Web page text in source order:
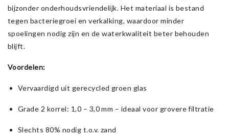
bijzonder onderhoudsvriendelijk. Het materiaal is bestand
tegen bacteriegroei en verkalking, waardoor minder
spoelingen nodig zijn en de waterkwaliteit beter behouden
blijft.
Voordelen:
Vervaardigd uit gerecycled groen glas
Grade 2 korrel: 1,0 – 3,0 mm – ideaal voor grovere filtratie
Slechts 80% nodig t.o.v. zand